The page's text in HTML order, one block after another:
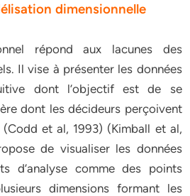
dimensionnelle
répond aux lacunes des
Il vise à présenter les données
dont l’objectif est de se
dont les décideurs perçoivent
(Codd et al, 1993) (Kimball et al,
de visualiser les données
d’analyse comme des points
dimensions formant les